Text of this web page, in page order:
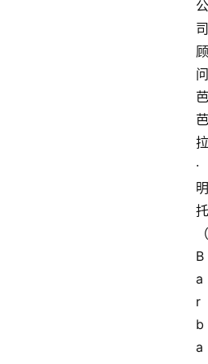
公
司
顾
问
芭
芭
拉
·
明
托
（
B
a
r
b
a